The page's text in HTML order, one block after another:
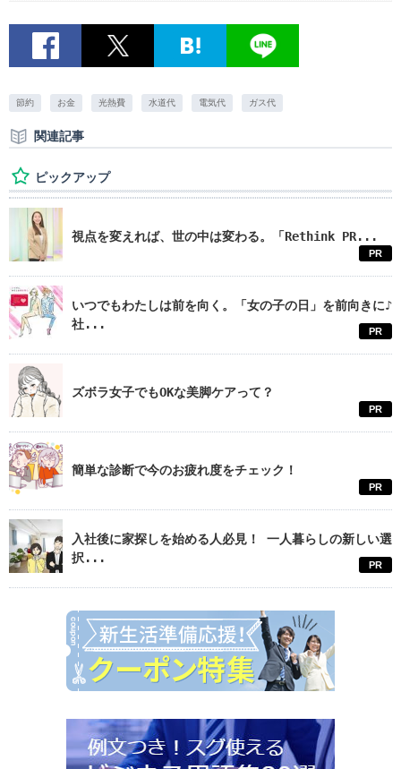
節約 お金 光熱費 水道代 電気代 ガス代
関連記事
ピックアップ
視点を変えれば、世の中は変わる。「Rethink PR...
PR
いつでもわたしは前を向く。「女の子の日」を前向きに♪
社...
PR
ズボラ女子でもOKな美脚ケアって？
PR
簡単な診断で今のお疲れ度をチェック！
PR
入社後に家探しを始める人必見！ 一人暮らしの新しい選
択...
PR